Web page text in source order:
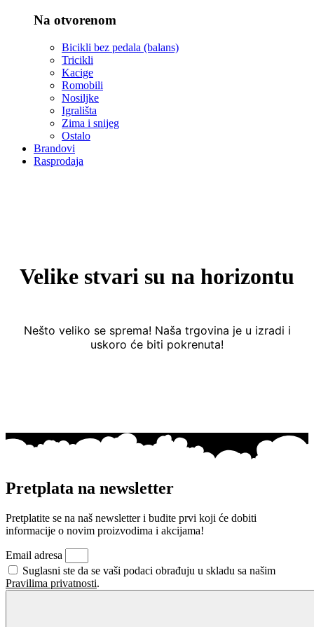
Na otvorenom
Bicikli bez pedala (balans)
Tricikli
Kacige
Romobili
Nosiljke
Igrališta
Zima i snijeg
Ostalo
Brandovi
Rasprodaja
Velike stvari su na horizontu
Nešto veliko se sprema! Naša trgovina je u izradi i
uskoro će biti pokrenuta!
Pretplata na newsletter
Pretplatite se na naš newsletter i budite prvi koji će dobiti
informacije o novim proizvodima i akcijama!
Email adresa
Suglasni ste da se vaši podaci obrađuju u skladu sa našim
Pravilima privatnosti.